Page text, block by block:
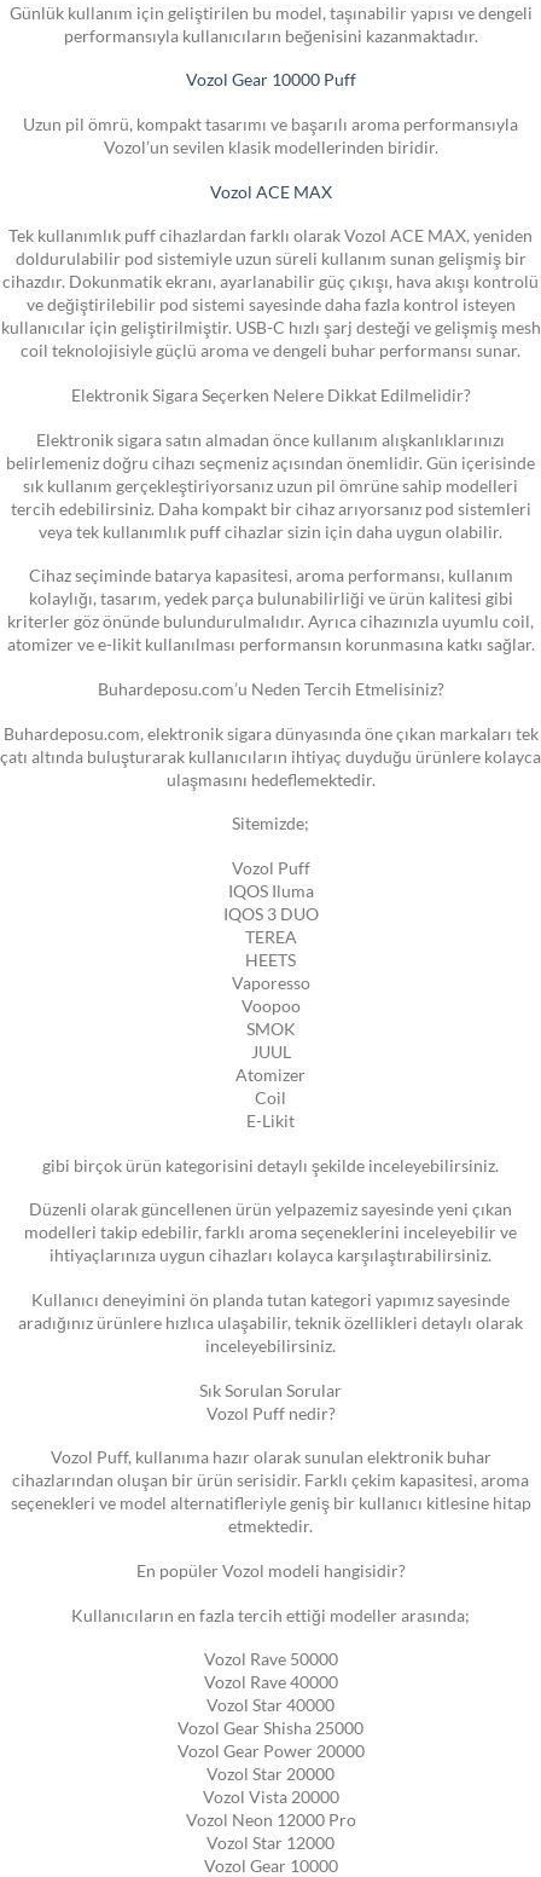
Günlük kullanım için geliştirilen bu model, taşınabilir yapısı ve dengeli
performansıyla kullanıcıların beğenisini kazanmaktadır.
Vozol Gear 10000 Puff
Uzun pil ömrü, kompakt tasarımı ve başarılı aroma performansıyla
Vozol’un sevilen klasik modellerinden biridir.
Vozol ACE MAX
Tek kullanımlık puff cihazlardan farklı olarak Vozol ACE MAX, yeniden
doldurulabilir pod sistemiyle uzun süreli kullanım sunan gelişmiş bir
cihazdır. Dokunmatik ekranı, ayarlanabilir güç çıkışı, hava akışı kontrolü
ve değiştirilebilir pod sistemi sayesinde daha fazla kontrol isteyen
kullanıcılar için geliştirilmiştir. USB-C hızlı şarj desteği ve gelişmiş mesh
coil teknolojisiyle güçlü aroma ve dengeli buhar performansı sunar.
Elektronik Sigara Seçerken Nelere Dikkat Edilmelidir?
Elektronik sigara satın almadan önce kullanım alışkanlıklarınızı
belirlemeniz doğru cihazı seçmeniz açısından önemlidir. Gün içerisinde
sık kullanım gerçekleştiriyorsanız uzun pil ömrüne sahip modelleri
tercih edebilirsiniz. Daha kompakt bir cihaz arıyorsanız pod sistemleri
veya tek kullanımlık puff cihazlar sizin için daha uygun olabilir.
Cihaz seçiminde batarya kapasitesi, aroma performansı, kullanım
kolaylığı, tasarım, yedek parça bulunabilirliği ve ürün kalitesi gibi
kriterler göz önünde bulundurulmalıdır. Ayrıca cihazınızla uyumlu coil,
atomizer ve e-likit kullanılması performansın korunmasına katkı sağlar.
Buhardeposu.com’u Neden Tercih Etmelisiniz?
Buhardeposu.com, elektronik sigara dünyasında öne çıkan markaları tek
çatı altında buluşturarak kullanıcıların ihtiyaç duyduğu ürünlere kolayca
ulaşmasını hedeflemektedir.
Sitemizde;
Vozol Puff
IQOS Iluma
IQOS 3 DUO
TEREA
HEETS
Vaporesso
Voopoo
SMOK
JUUL
Atomizer
Coil
E-Likit
gibi birçok ürün kategorisini detaylı şekilde inceleyebilirsiniz.
Düzenli olarak güncellenen ürün yelpazemiz sayesinde yeni çıkan
modelleri takip edebilir, farklı aroma seçeneklerini inceleyebilir ve
ihtiyaçlarınıza uygun cihazları kolayca karşılaştırabilirsiniz.
Kullanıcı deneyimini ön planda tutan kategori yapımız sayesinde
aradığınız ürünlere hızlıca ulaşabilir, teknik özellikleri detaylı olarak
inceleyebilirsiniz.
Sık Sorulan Sorular
Vozol Puff nedir?
Vozol Puff, kullanıma hazır olarak sunulan elektronik buhar
cihazlarından oluşan bir ürün serisidir. Farklı çekim kapasitesi, aroma
seçenekleri ve model alternatifleriyle geniş bir kullanıcı kitlesine hitap
etmektedir.
En popüler Vozol modeli hangisidir?
Kullanıcıların en fazla tercih ettiği modeller arasında;
Vozol Rave 50000
Vozol Rave 40000
Vozol Star 40000
Vozol Gear Shisha 25000
Vozol Gear Power 20000
Vozol Star 20000
Vozol Vista 20000
Vozol Neon 12000 Pro
Vozol Star 12000
Vozol Gear 10000